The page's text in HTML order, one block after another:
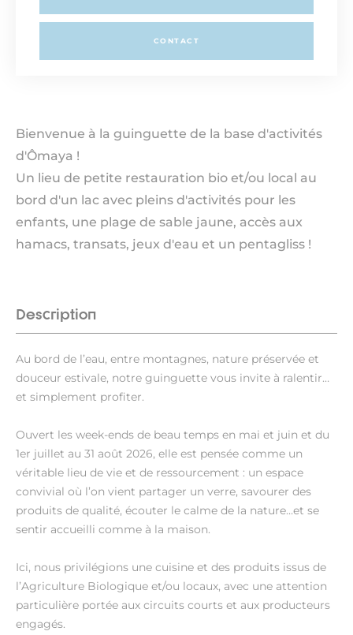
Bienvenue à la guinguette de la base d'activités
d'Ômaya !
Un lieu de petite restauration bio et/ou local au
bord d'un lac avec pleins d'activités pour les
enfants, une plage de sable jaune, accès aux
hamacs, transats, jeux d'eau et un pentagliss !
Description
Au bord de l’eau, entre montagnes, nature préservée et
douceur estivale, notre guinguette vous invite à ralentir…
et simplement profiter.
Ouvert les week-ends de beau temps en mai et juin et du
1er juillet au 31 août 2026, elle est pensée comme un
véritable lieu de vie et de ressourcement : un espace
convivial où l’on vient partager un verre, savourer des
produits de qualité, écouter le calme de la nature…et se
sentir accueilli comme à la maison.
Ici, nous privilégions une cuisine et des produits issus de
l’Agriculture Biologique et/ou locaux, avec une attention
particulière portée aux circuits courts et aux producteurs
engagés.
CONTACT